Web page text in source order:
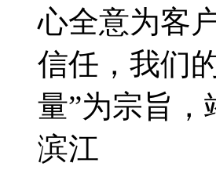
心全意为客
信任，我们
量”为宗旨
滨江